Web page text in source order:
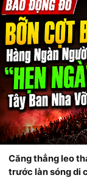
Căng thẳng leo
trước làn sóng di